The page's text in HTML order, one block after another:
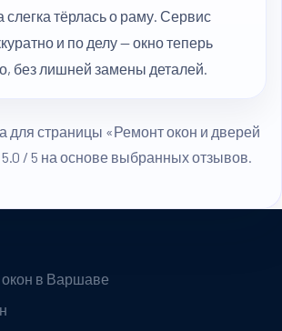
слегка тёрлась о раму. Сервис
и по делу — окно теперь
без лишней замены деталей.
для страницы «Ремонт окон и дверей
/ 5 на основе выбранных отзывов.
в Варшаве